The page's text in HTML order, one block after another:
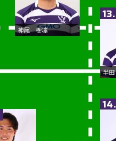
神尾 樹凛
半